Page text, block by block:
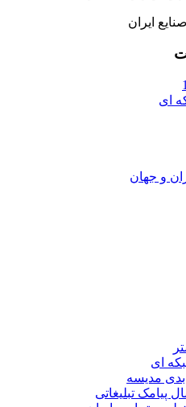
ایران
ای
و جهان
ای
مدیسه
پیامک تبلیغاتی